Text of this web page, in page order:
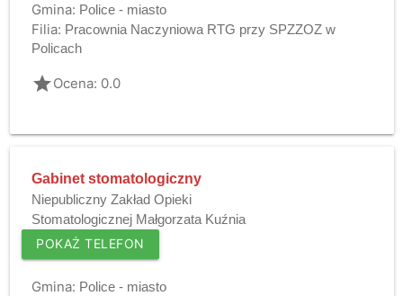
Gmina: Police - miasto
Filia: Pracownia Naczyniowa RTG przy SPZZOZ w
Policach
gradeOcena: 0.0
Gabinet stomatologiczny
Niepubliczny Zakład Opieki
Stomatologicznej Małgorzata Kuźnia
POKAŻ TELEFON
Gmina: Police - miasto